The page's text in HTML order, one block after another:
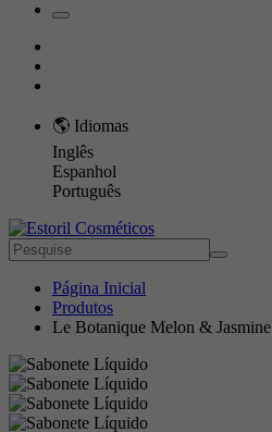
🌎 Idiomas
Inglês
Espanhol
Português
Página Inicial
Produtos
Le Botanique Melon & Jasmine